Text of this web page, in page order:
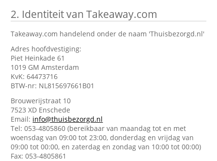
2. Identiteit van Takeaway.com
Takeaway.com handelend onder de naam 'Thuisbezorgd.nl'
Adres hoofdvestiging:
Piet Heinkade 61
1019 GM Amsterdam
KvK: 64473716
BTW-nr: NL815697661B01
Brouwerijstraat 10
7523 XD Enschede
Email: info@thuisbezorgd.nl
Tel: 053-4805860 (bereikbaar van maandag tot en met
woensdag van 09:00 tot 23:00, donderdag en vrijdag van
09:00 tot 00:00, en zaterdag en zondag van 10:00 tot 00:00)
Fax: 053-4805861